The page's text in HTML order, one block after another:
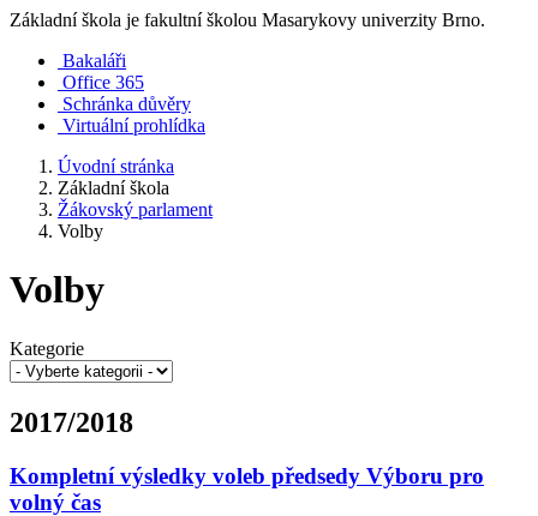
Základní škola je fakultní školou Masarykovy univerzity Brno.
Bakaláři
Office 365
Schránka důvěry
Virtuální prohlídka
Úvodní stránka
Základní škola
Žákovský parlament
Volby
Volby
Kategorie
2017/2018
Kompletní výsledky voleb předsedy Výboru pro
volný čas